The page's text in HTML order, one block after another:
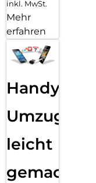
inkl. MwSt.
Mehr
erfahren
Handy
Umzug
leicht
gemacht!